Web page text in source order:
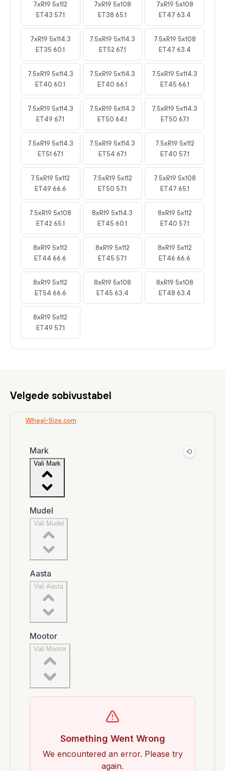
7xR19 5x112
ET43 57.1
7xR19 5x108
ET38 65.1
7xR19 5x108
ET47 63.4
7xR19 5x114.3
ET35 60.1
7.5xR19 5x114.3
ET52 67.1
7.5xR19 5x108
ET47 63.4
7.5xR19 5x114.3
ET40 60.1
7.5xR19 5x114.3
ET40 66.1
7.5xR19 5x114.3
ET45 66.1
7.5xR19 5x114.3
ET49 67.1
7.5xR19 5x114.3
ET50 64.1
7.5xR19 5x114.3
ET50 67.1
7.5xR19 5x114.3
ET51 67.1
7.5xR19 5x114.3
ET54 67.1
7.5xR19 5x112
ET40 57.1
7.5xR19 5x112
ET49 66.6
7.5xR19 5x112
ET50 57.1
7.5xR19 5x108
ET47 65.1
7.5xR19 5x108
ET42 65.1
8xR19 5x114.3
ET45 60.1
8xR19 5x112
ET40 57.1
8xR19 5x112
ET44 66.6
8xR19 5x112
ET45 57.1
8xR19 5x112
ET46 66.6
8xR19 5x112
ET54 66.6
8xR19 5x108
ET45 63.4
8xR19 5x108
ET48 63.4
8xR19 5x112
ET49 57.1
Velgede sobivustabel
Wheel-Size.com